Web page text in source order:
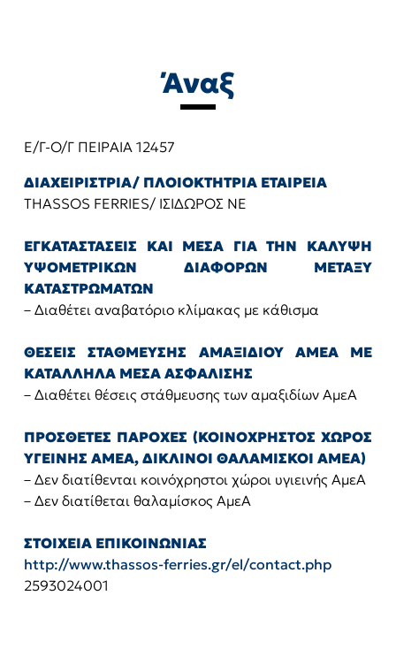
Άναξ
Ε/Γ-Ο/Γ ΠΕΙΡΑΙΑ 12457
ΔΙΑΧΕΙΡΙΣΤΡΙΑ/ ΠΛΟΙΟΚΤΗΤΡΙΑ ΕΤΑΙΡΕΙΑ
THASSOS FERRIES/ ΙΣΙΔΩΡΟΣ ΝΕ
ΕΓΚΑΤΑΣΤΑΣΕΙΣ ΚΑΙ ΜΕΣΑ ΓΙΑ ΤΗΝ ΚΑΛΥΨΗ
ΥΨΟΜΕΤΡΙΚΩΝ ΔΙΑΦΟΡΩΝ ΜΕΤΑΞΥ
ΚΑΤΑΣΤΡΩΜΑΤΩΝ
– Διαθέτει αναβατόριο κλίμακας με κάθισμα
ΘΕΣΕΙΣ ΣΤΑΘΜΕΥΣΗΣ ΑΜΑΞΙΔΙΟΥ ΑΜΕΑ ΜΕ
ΚΑΤΑΛΛΗΛΑ ΜΕΣΑ ΑΣΦΑΛΙΣΗΣ
– Διαθέτει θέσεις στάθμευσης των αμαξιδίων ΑμεΑ
ΠΡΟΣΘΕΤΕΣ ΠΑΡΟΧΕΣ (ΚΟΙΝΟΧΡΗΣΤΟΣ ΧΩΡΟΣ
ΥΓΕΙΝΗΣ ΑΜΕΑ, ΔΙΚΛΙΝΟΙ ΘΑΛΑΜΙΣΚΟΙ ΑΜΕΑ)
– Δεν διατίθενται κοινόχρηστοι χώροι υγιεινής ΑμεΑ
– Δεν διατίθεται θαλαμίσκος ΑμεΑ
ΣΤΟΙΧΕΙΑ ΕΠΙΚΟΙΝΩΝΙΑΣ
http://www.thassos-ferries.gr/el/contact.php
2593024001